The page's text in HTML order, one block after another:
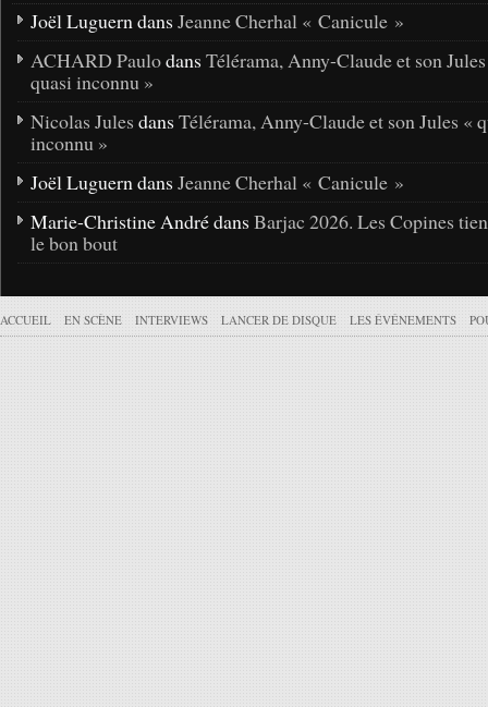
Joël Luguern dans Jeanne Cherhal « Canicule »
ACHARD Paulodans Télérama, Anny-Claude et son
quasi inconnu »
Nicolas Jules dans Télérama, Anny-Claude et son Jules «
inconnu »
Joël Luguern dans Jeanne Cherhal « Canicule »
Marie-Christine André dans Barjac 2026. Les Copines
le bon bout
ACCUEIL EN SCÈNE INTERVIEWS LANCER DE DISQUE LES ÉVÉNEMENTS